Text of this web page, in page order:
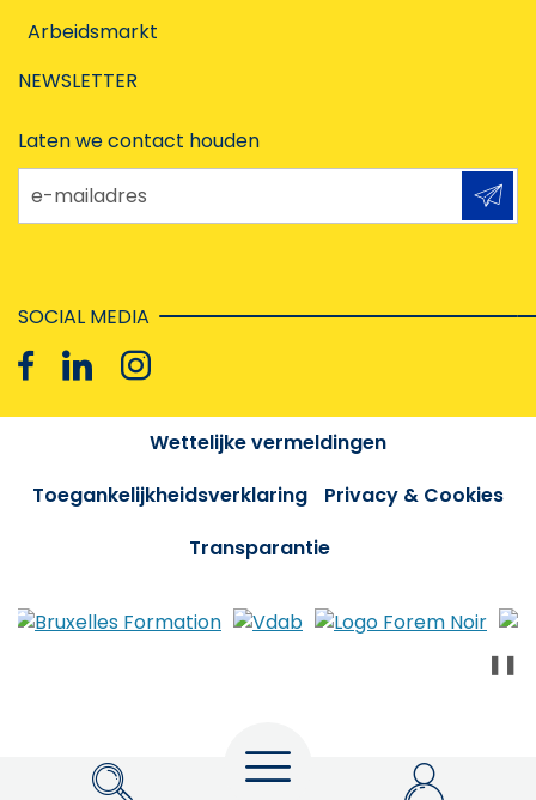
Arbeidsmarkt
NEWSLETTER
Laten we contact houden
e-mailadres
SOCIAL MEDIA
Wettelijke vermeldingen
Toegankelijkheidsverklaring
Privacy & Cookies
Transparantie
❚❚